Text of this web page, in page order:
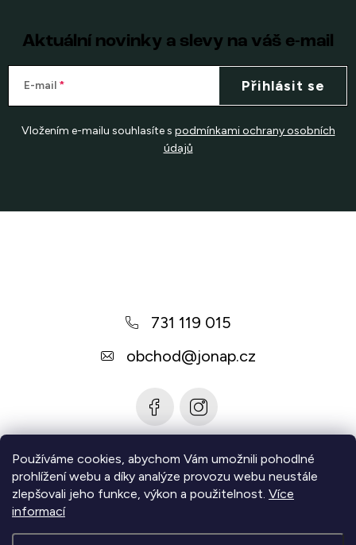
Používáme cookies, abychom Vám umožnili pohodlné
prohlížení webu a díky analýze provozu webu neustále
zlepšovali jeho funkce, výkon a použitelnost. Více
informací
Aktuální novinky a slevy na váš e-mail
E-mail
Vložením e-mailu souhlasíte s podmínkami ochrany osobních
údajů
Přihlásit se
731 119 015
obchod@jonap.cz
Informace pro vás
Zjistěte více